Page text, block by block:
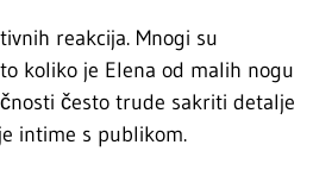
reakcija. Mnogi su
koliko je Elena od malih nogu
često trude sakriti detalje
intime s publikom.